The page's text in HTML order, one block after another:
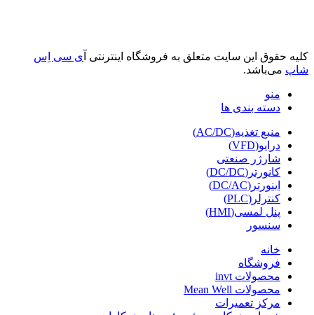
کلیه حقوق این سایت متعلق به فروشگاه اینترنتی آ ی سی اِس
شاپ می‌باشد.
منو
دسته بندی ها
منبع تغذیه(AC/DC)
درایو(VFD)
شارژر صنعتی
کانورتر(DC/DC)
اینورتر(DC/AC)
کنترلر(PLC)
پنل لمسی(HMI)
سنسور
خانه
فروشگاه
محصولات invt
محصولات Mean Well
مرکز تعمیرات